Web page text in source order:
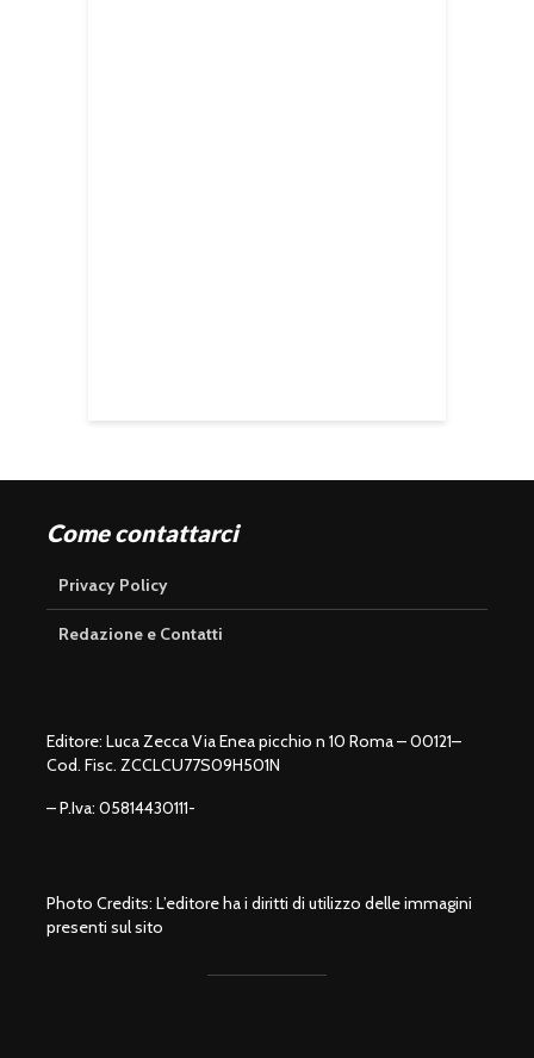
Come contattarci
Privacy Policy
Redazione e Contatti
Editore: Luca Zecca Via Enea picchio n 10 Roma – 00121–
Cod. Fisc. ZCCLCU77S09H501N
– P.Iva: 05814430111-
Photo Credits: L’editore ha i diritti di utilizzo delle immagini
presenti sul sito